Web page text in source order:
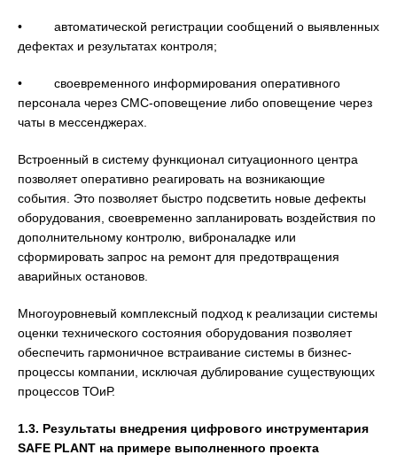
• автоматической регистрации сообщений о выявленных
дефектах и результатах контроля;
• своевременного информирования оперативного
персонала через СМС-оповещение либо оповещение через
чаты в мессенджерах.
Встроенный в систему функционал ситуационного центра
позволяет оперативно реагировать на возникающие
события. Это позволяет быстро подсветить новые дефекты
оборудования, своевременно запланировать воздействия по
дополнительному контролю, виброналадке или
сформировать запрос на ремонт для предотвращения
аварийных остановов.
Многоуровневый комплексный подход к реализации системы
оценки технического состояния оборудования позволяет
обеспечить гармоничное встраивание системы в бизнес-
процессы компании, исключая дублирование существующих
процессов ТОиР.
1.3. Результаты внедрения цифрового инструментария
SAFE PLANT на примере выполненного проекта